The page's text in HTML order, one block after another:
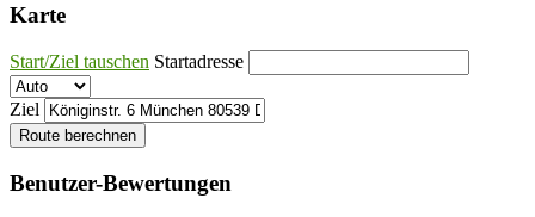
Karte
Start/Ziel tauschen Startadresse
Ziel
Route berechnen
Benutzer-Bewertungen